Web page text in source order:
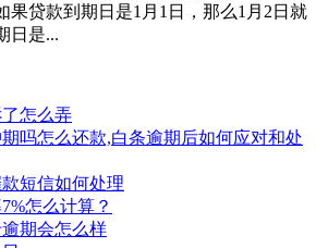
果贷款到期日是1月1日，那么1月2日就
日是...
怎么弄
吗怎么还款,白条逾期后如何应对和处
短信如何处理
怎么计算？
期会怎么样